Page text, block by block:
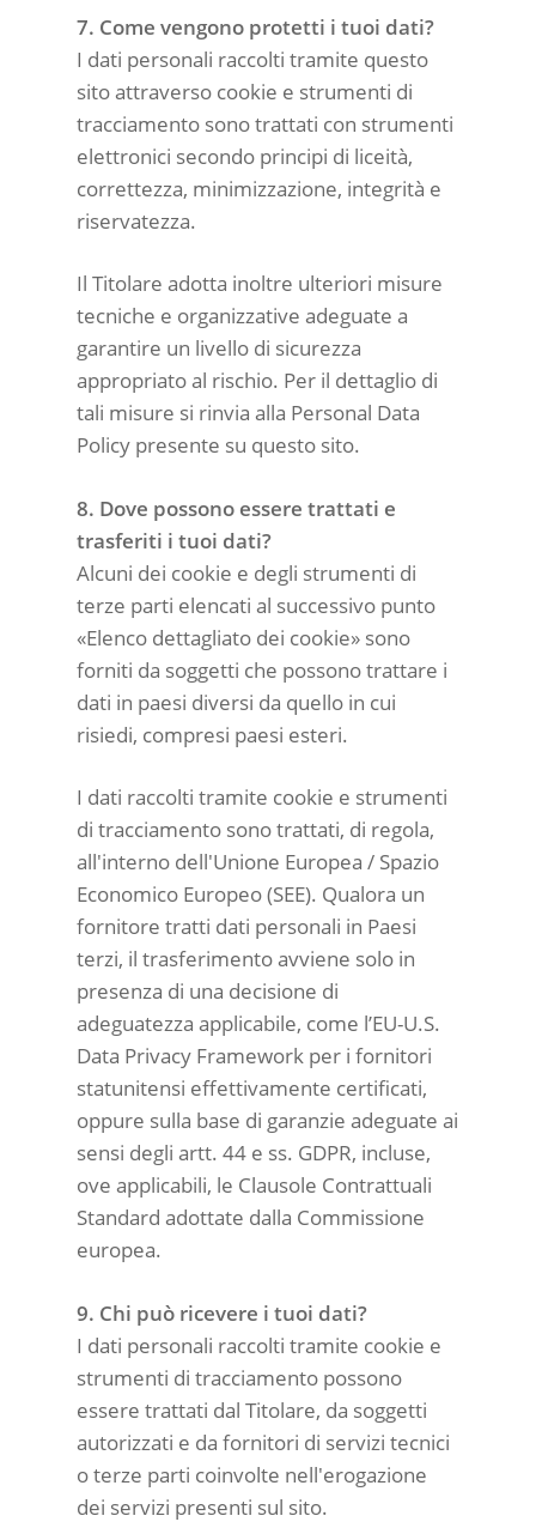
7. Come vengono protetti i tuoi dati?
I dati personali raccolti tramite questo
sito attraverso cookie e strumenti di
tracciamento sono trattati con strumenti
elettronici secondo principi di liceità,
correttezza, minimizzazione, integrità e
riservatezza.
Il Titolare adotta inoltre ulteriori misure
tecniche e organizzative adeguate a
garantire un livello di sicurezza
appropriato al rischio. Per il dettaglio di
tali misure si rinvia alla Personal Data
Policy presente su questo sito.
8. Dove possono essere trattati e
trasferiti i tuoi dati?
Alcuni dei cookie e degli strumenti di
terze parti elencati al successivo punto
«Elenco dettagliato dei cookie» sono
forniti da soggetti che possono trattare i
dati in paesi diversi da quello in cui
risiedi, compresi paesi esteri.
I dati raccolti tramite cookie e strumenti
di tracciamento sono trattati, di regola,
all'interno dell'Unione Europea / Spazio
Economico Europeo (SEE). Qualora un
fornitore tratti dati personali in Paesi
terzi, il trasferimento avviene solo in
presenza di una decisione di
adeguatezza applicabile, come l’EU-U.S.
Data Privacy Framework per i fornitori
statunitensi effettivamente certificati,
oppure sulla base di garanzie adeguate ai
sensi degli artt. 44 e ss. GDPR, incluse,
ove applicabili, le Clausole Contrattuali
Standard adottate dalla Commissione
europea.
9. Chi può ricevere i tuoi dati?
I dati personali raccolti tramite cookie e
strumenti di tracciamento possono
essere trattati dal Titolare, da soggetti
autorizzati e da fornitori di servizi tecnici
o terze parti coinvolte nell'erogazione
dei servizi presenti sul sito.